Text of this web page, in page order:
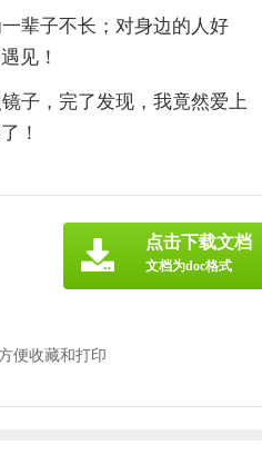
辈子不长；对身边的人好
见！
子，完了发现，我竟然爱上
！
便收藏和打印
点击下载文档
文档为doc格式